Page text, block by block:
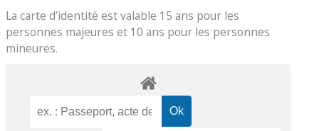
La carte d’identité est valable 15 ans pour les
personnes majeures et 10 ans pour les personnes
mineures.